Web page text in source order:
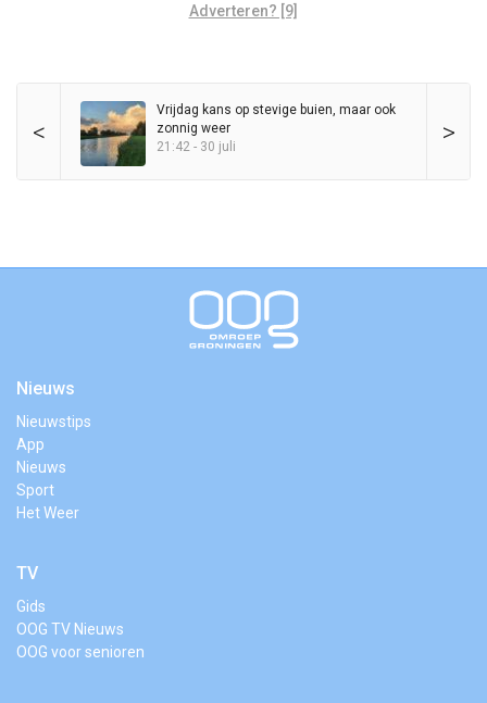
Adverteren? [9]
< >
Vrijdag kans op stevige buien, maar ook
zonnig weer
21:42 - 30 juli
Nieuws
Nieuwstips
App
Nieuws
Sport
Het Weer
TV
Gids
OOG TV Nieuws
OOG voor senioren